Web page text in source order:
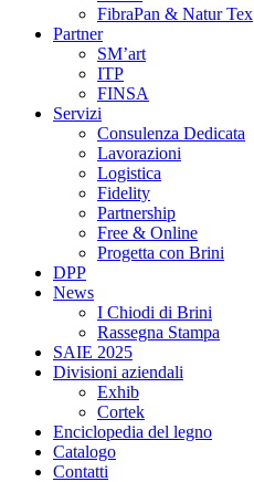
FibraPan & Natur Tex
Partner
SM’art
ITP
FINSA
Servizi
Consulenza Dedicata
Lavorazioni
Logistica
Fidelity
Partnership
Free & Online
Progetta con Brini
DPP
News
I Chiodi di Brini
Rassegna Stampa
SAIE 2025
Divisioni aziendali
Exhib
Cortek
Enciclopedia del legno
Catalogo
Contatti